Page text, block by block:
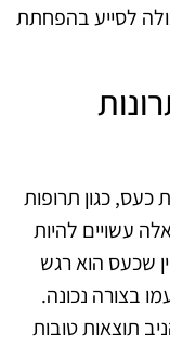
לסייע בהפחתת
פתרונות
כגון תרופות
עשויים להיות
שכעס הוא רגש
בצורה נכונה.
תוצאות טובות